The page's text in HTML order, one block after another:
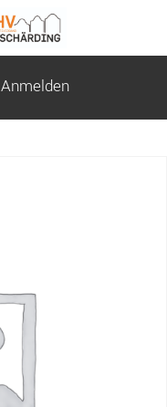
Anmelden